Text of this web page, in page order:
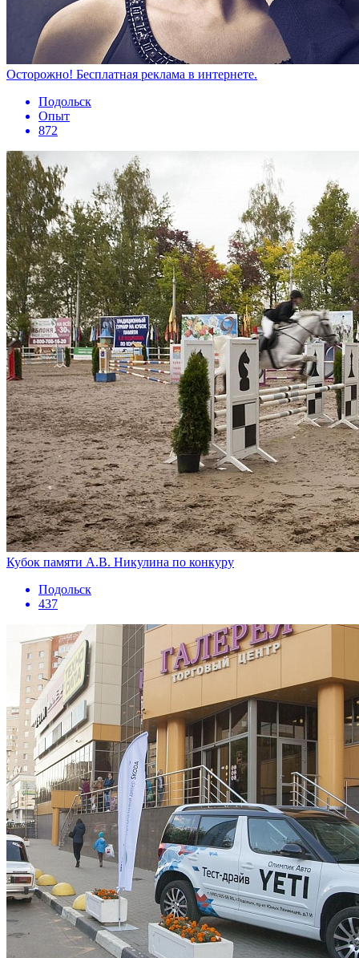
Осторожно! Бесплатная реклама в интернете.
Подольск
Опыт
872
Кубок памяти А.В. Никулина по конкуру
Подольск
437